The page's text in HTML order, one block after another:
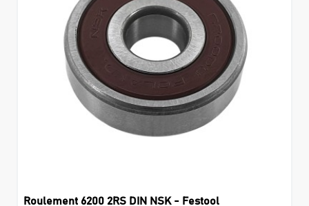
Roulement 6200 2RS DIN NSK - Festool